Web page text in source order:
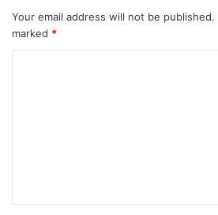
Your email address will not be published.
marked *
t